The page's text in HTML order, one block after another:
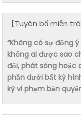
【Tuyên bố miễn
“Không có sự đồng
không ai được sao
đổi, phát sóng
phần dưới bất kỳ
kỳ vi phạm bản